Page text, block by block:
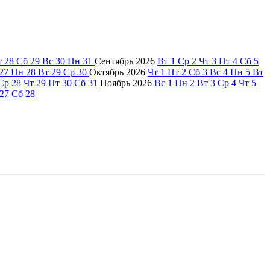
28 Сб 29 Вс 30 Пн 31 Сентябрь 2026 Вт 1 Ср 2 Чт 3 Пт 4 Сб 5
27 Пн 28 Вт 29 Ср 30 Октябрь 2026 Чт 1 Пт 2 Сб 3 Вс 4 Пн 5 Вт
28 Чт 29 Пт 30 Сб 31 Ноябрь 2026 Вс 1 Пн 2 Вт 3 Ср 4 Чт 5
27 Сб 28